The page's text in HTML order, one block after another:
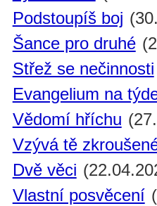
Podstoupíš boj
Šance pro druhé
Střež se nečinnosti
Evangelium na
Vědomí hříchu
Vzývá tě
Dvě věci
Vlastní posvěcení